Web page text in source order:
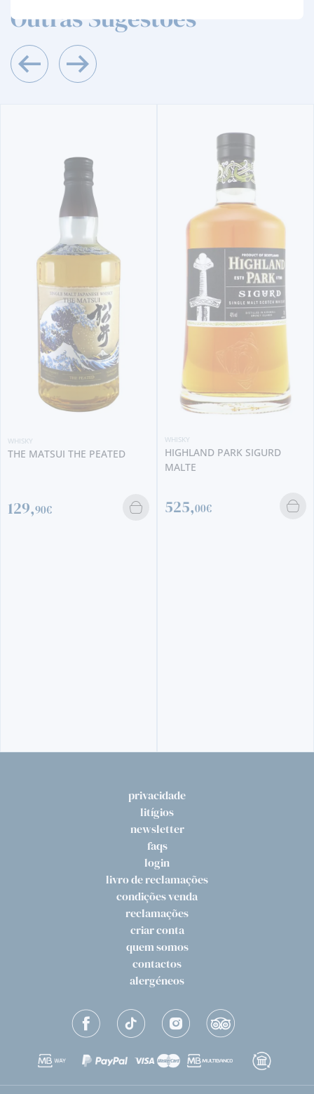
Outras Sugestões
WHISKY
THE MATSUI THE PEATED
129,90€
WHISKY
HIGHLAND PARK SIGURD
MALTE
525,00€
privacidade
litígios
newsletter
faqs
login
livro de reclamações
condições venda
reclamações
criar conta
quem somos
contactos
alergéneos